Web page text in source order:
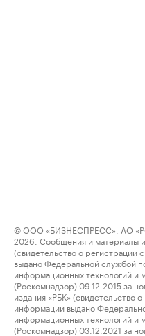
© ООО «БИЗНЕСПРЕСС», АО
2026. Сообщения и материалы
(свидетельство о регистрации
выдано Федеральной службой
информационных технологий и
(Роскомнадзор) 09.12.2015 за
издания «РБК» (свидетельство
информации выдано
информационных технологий и
(Роскомнадзор) 03.12.2021 за